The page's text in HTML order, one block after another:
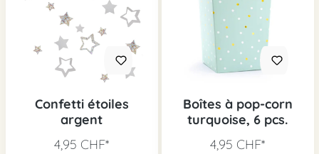
Confetti étoiles
argent
4,95 CHF*
Boîtes à pop-corn
turquoise, 6 pcs.
4,95 CHF*